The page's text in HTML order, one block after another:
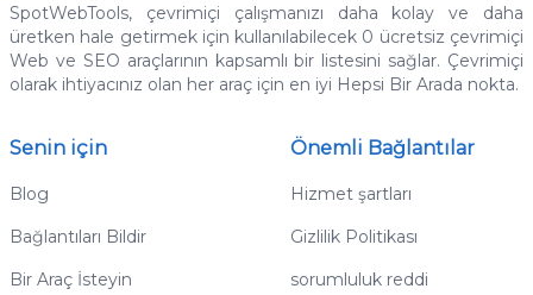
SpotWebTools, çevrimiçi çalışmanızı daha kolay ve daha
üretken hale getirmek için kullanılabilecek 0 ücretsiz çevrimiçi
Web ve SEO araçlarının kapsamlı bir listesini sağlar. Çevrimiçi
olarak ihtiyacınız olan her araç için en iyi Hepsi Bir Arada nokta.
Senin için
Blog
Bağlantıları Bildir
Bir Araç İsteyin
Önemli Bağlantılar
Hizmet şartları
Gizlilik Politikası
sorumluluk reddi